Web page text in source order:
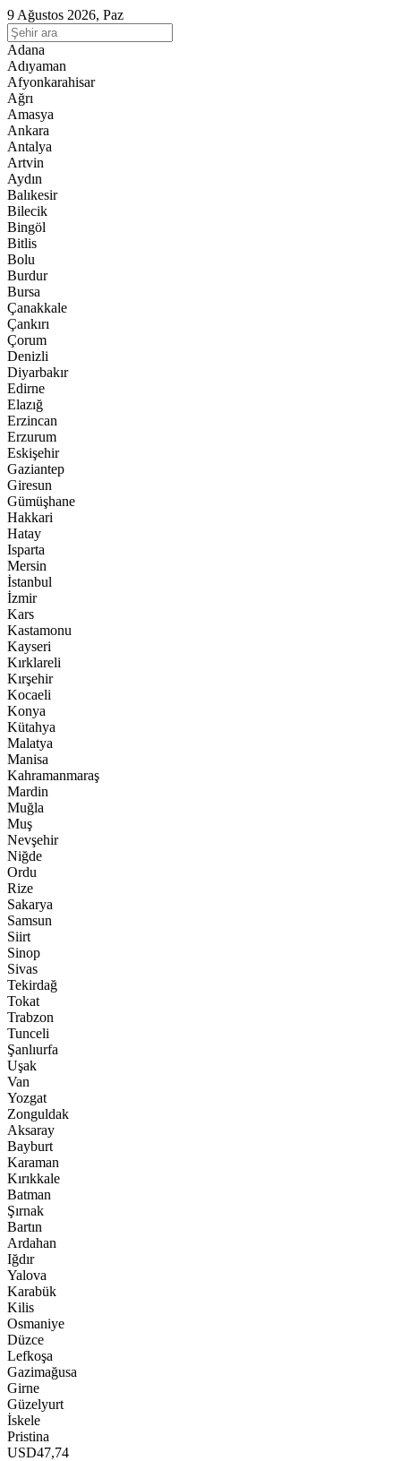
9 Ağustos 2026, Paz
Adana
Adıyaman
Afyonkarahisar
Ağrı
Amasya
Ankara
Antalya
Artvin
Aydın
Balıkesir
Bilecik
Bingöl
Bitlis
Bolu
Burdur
Bursa
Çanakkale
Çankırı
Çorum
Denizli
Diyarbakır
Edirne
Elazığ
Erzincan
Erzurum
Eskişehir
Gaziantep
Giresun
Gümüşhane
Hakkari
Hatay
Isparta
Mersin
İstanbul
İzmir
Kars
Kastamonu
Kayseri
Kırklareli
Kırşehir
Kocaeli
Konya
Kütahya
Malatya
Manisa
Kahramanmaraş
Mardin
Muğla
Muş
Nevşehir
Niğde
Ordu
Rize
Sakarya
Samsun
Siirt
Sinop
Sivas
Tekirdağ
Tokat
Trabzon
Tunceli
Şanlıurfa
Uşak
Van
Yozgat
Zonguldak
Aksaray
Bayburt
Karaman
Kırıkkale
Batman
Şırnak
Bartın
Ardahan
Iğdır
Yalova
Karabük
Kilis
Osmaniye
Düzce
Lefkoşa
Gazimağusa
Girne
Güzelyurt
İskele
Pristina
USD47,74